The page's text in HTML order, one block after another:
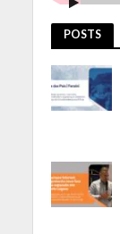
POSTS